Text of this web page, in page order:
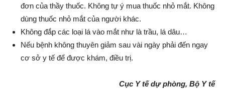
đơn của thầy thuốc. Không tự ý mua thuốc nhỏ mắt. Không
dùng thuốc nhỏ mắt của người khác.
Không đắp các loại lá vào mắt như là trầu, lá dâu…
Nếu bệnh không thuyên giảm sau vài ngày phải đến ngay
cơ sở y tế để được khám, điều trị.
Cục Y tế dự phòng, Bộ Y tế